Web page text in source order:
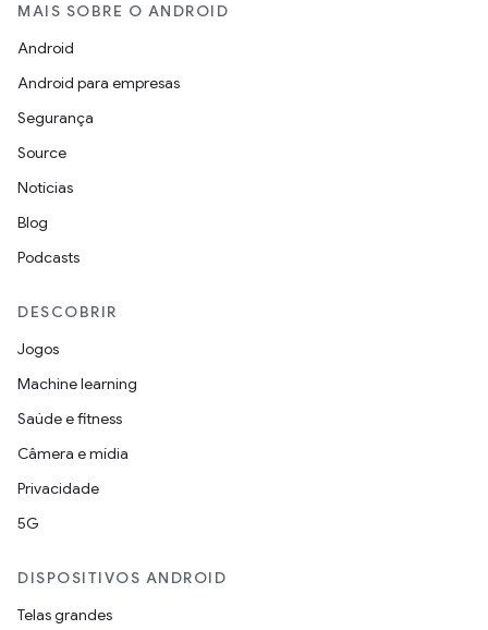
MAIS SOBRE O ANDROID
Android
Android para empresas
Segurança
Source
Notícias
Blog
Podcasts
DESCOBRIR
Jogos
Machine learning
Saúde e fitness
Câmera e mídia
Privacidade
5G
DISPOSITIVOS ANDROID
Telas grandes